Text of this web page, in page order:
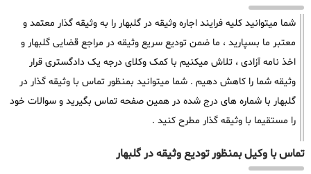
شما میتوانید کلیه فرایند اجاره وثیقه در گلبهار را به وثیقه گذار معتمد و
معتبر ما بسپارید ، ما ضمن تودیع سریع وثیقه در مراجع قضایی گلبهار و
اخذ نامه آزادی ، تلاش میکنیم با کمک وکلای درجه یک دادگستری قرار
وثیقه شما را کاهش دهیم . شما میتوانید بمنظور تماس با وثیقه گذار در
گلبهار با شماره های درج شده در همین صفحه تماس بگیرید و سوالات خود
را مستقیما با وثیقه گذار مطرح کنید .
تماس با وکیل بمنظور تودیع وثیقه در گلبهار